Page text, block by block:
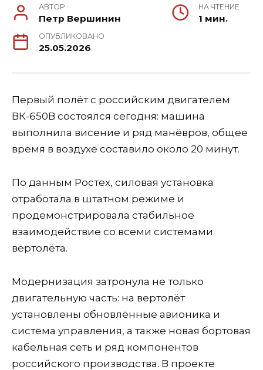
АВТОР
Петр Вершинин
НА ЧТЕНИЕ
1 мин.
ОПУБЛИКОВАНО
25.05.2026
Первый полёт с российским двигателем
ВК-650В состоялся сегодня: машина
выполнила висение и ряд манёвров, общее
время в воздухе составило около 20 минут.
По данным Ростех, силовая установка
отработала в штатном режиме и
продемонстрировала стабильное
взаимодействие со всеми системами
вертолёта.
Модернизация затронула не только
двигательную часть: на вертолёт
установлены обновлённые авионика и
система управления, а также новая бортовая
кабельная сеть и ряд компонентов
российского производства. В проекте